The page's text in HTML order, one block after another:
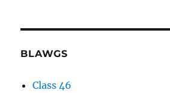
BLAWGS
Class 46